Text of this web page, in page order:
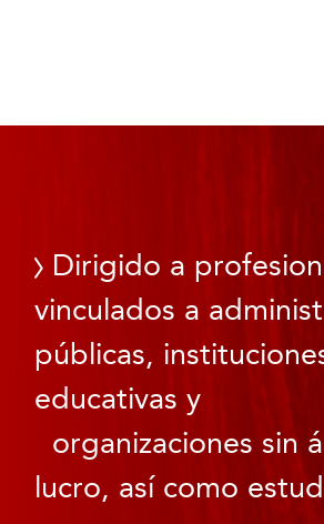
Dirigido a
vinculados a
públicas,
educativas y
organizaciones sin
lucro, así como